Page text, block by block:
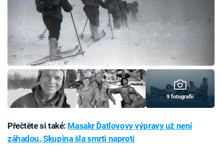
9 fotografií
Přečtěte si také: Masakr Ďatlovovy výpravy už není
záhadou. Skupina šla smrti naproti